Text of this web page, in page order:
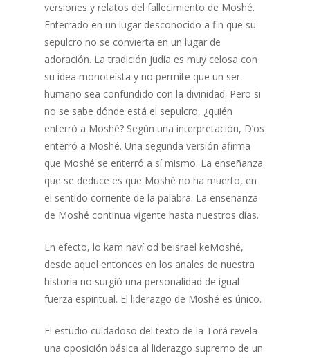
versiones y relatos del fallecimiento de Moshé.
Enterrado en un lugar desconocido a fin que su
sepulcro no se convierta en un lugar de
adoración. La tradición judía es muy celosa con
su idea monoteísta y no permite que un ser
humano sea confundido con la divinidad. Pero si
no se sabe dónde está el sepulcro, ¿quién
enterró a Moshé? Según una interpretación, D’os
enterró a Moshé. Una segunda versión afirma
que Moshé se enterró a sí mismo. La enseñanza
que se deduce es que Moshé no ha muerto, en
el sentido corriente de la palabra. La enseñanza
de Moshé continua vigente hasta nuestros días.
En efecto, lo kam naví od beIsrael keMoshé,
desde aquel entonces en los anales de nuestra
historia no surgió una personalidad de igual
fuerza espiritual. El liderazgo de Moshé es único.
El estudio cuidadoso del texto de la Torá revela
una oposición básica al liderazgo supremo de un